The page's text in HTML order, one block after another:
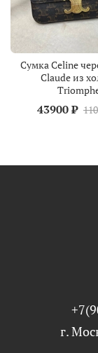
Сумка Celine
Claude из
43900 ₽
г.